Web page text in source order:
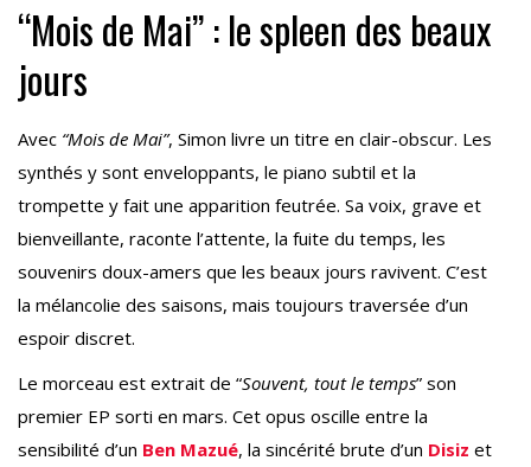
“Mois de Mai” : le spleen des beaux
jours
Avec “Mois de Mai”, Simon livre un titre en clair-obscur. Les
synthés y sont enveloppants, le piano subtil et la
trompette y fait une apparition feutrée. Sa voix, grave et
bienveillante, raconte l’attente, la fuite du temps, les
souvenirs doux-amers que les beaux jours ravivent. C’est
la mélancolie des saisons, mais toujours traversée d’un
espoir discret.
Le morceau est extrait de “Souvent, tout le temps” son
premier EP sorti en mars. Cet opus oscille entre la
sensibilité d’un Ben Mazué, la sincérité brute d’un Disiz et